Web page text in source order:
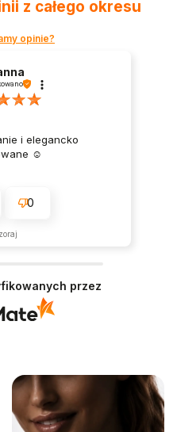
z całego okresu
opinie?
i elegancko
☺️
0
przez